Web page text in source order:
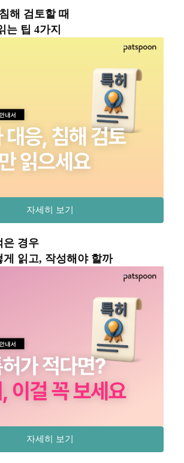
해 검토할 때
는 팁 4가지
자세히 보기
은 경우
게 읽고, 작성해야 할까
자세히 보기